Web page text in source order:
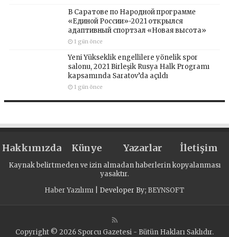
В Саратове по Народной программе
«Единой России»-2021 открылся
адаптивный спортзал «Новая высота»
1 gün önce
Yeni Yükseklik engellilere yönelik spor
salonu, 2021 Birleşik Rusya Halk Programı
kapsamında Saratov’da açıldı
1 gün önce
Hakkımızda Künye Yazarlar İletişim
Kaynak belirtmeden ve izin almadan haberlerin kopyalanması
yasaktır.
Haber Yazılımı | Developer By; BEYNSOFT
Copyright © 2026 Sporcu Gazetesi - Bütün Hakları Saklıdır.